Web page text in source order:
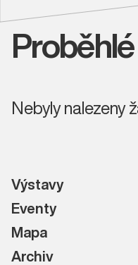
Proběhlé
Nebyly nalezeny
Výstavy
Eventy
Mapa
Archiv